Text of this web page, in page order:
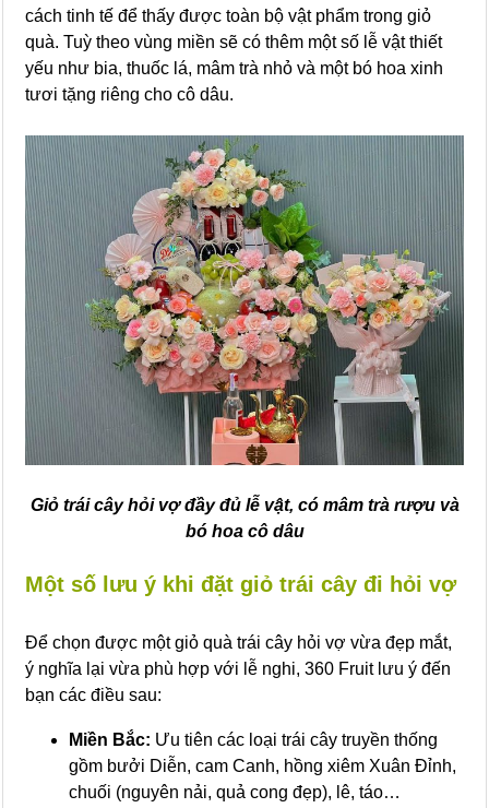
cách tinh tế để thấy được toàn bộ vật phẩm trong giỏ
quà. Tuỳ theo vùng miền sẽ có thêm một số lễ vật thiết
yếu như bia, thuốc lá, mâm trà nhỏ và một bó hoa xinh
tươi tặng riêng cho cô dâu.
Giỏ trái cây hỏi vợ đầy đủ lễ vật, có mâm trà rượu và
bó hoa cô dâu
Một số lưu ý khi đặt giỏ trái cây đi hỏi vợ
Để chọn được một giỏ quà trái cây hỏi vợ vừa đẹp mắt,
ý nghĩa lại vừa phù hợp với lễ nghi, 360 Fruit lưu ý đến
bạn các điều sau:
Miền Bắc: Ưu tiên các loại trái cây truyền thống
gồm bưởi Diễn, cam Canh, hồng xiêm Xuân Đỉnh,
chuối (nguyên nải, quả cong đẹp), lê, táo…